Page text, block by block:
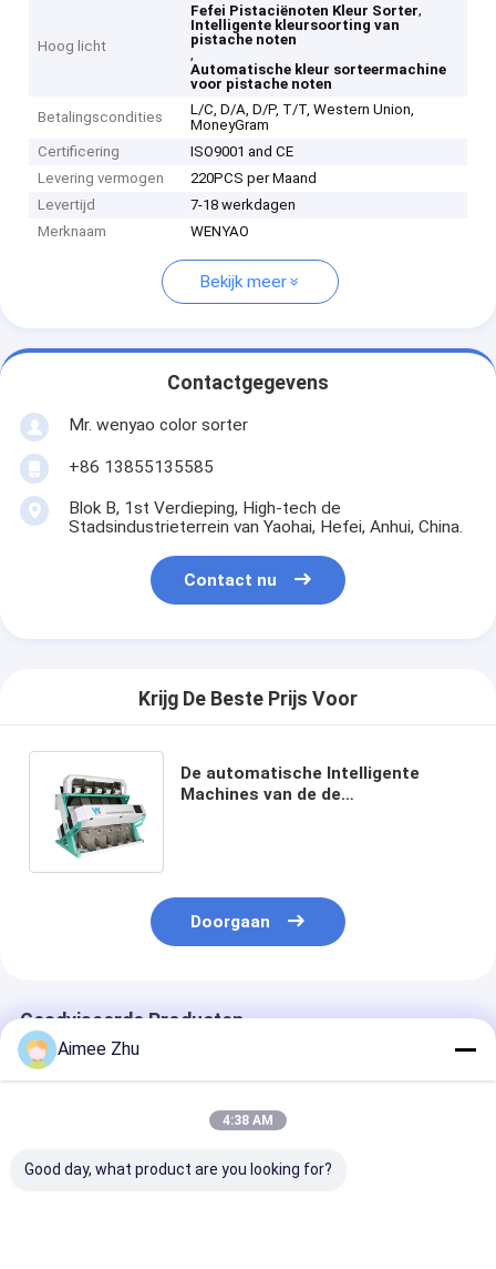
Hoog licht
Fefei Pistaciënoten Kleur Sorter,
Intelligente kleursoorting van
pistache noten
,
Automatische kleur sorteermachine
voor pistache noten
Betalingscondities
L/C, D/A, D/P, T/T, Western Union,
MoneyGram
Certificering
ISO9001 and CE
Levering vermogen
220PCS per Maand
Levertijd
7-18 werkdagen
Merknaam
WENYAO
Bekijk meer
Contactgegevens
Mr. wenyao color sorter
+86 13855135585
Blok B, 1st Verdieping, High-tech de
Stadsindustrieterrein van Yaohai, Hefei, Anhui, China.
Contact nu
Krijg De Beste Prijs Voor
De automatische Intelligente
Machines van de de
Doorgaan
Geadviseerde Producten
Aimee Zhu
4:38 AM
Good day, what product are you looking for?